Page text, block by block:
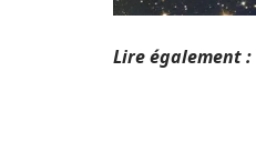
Lire également :